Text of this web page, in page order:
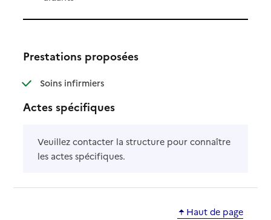
Prestations proposées
Soins infirmiers: disponible
: non disponible
Actes spécifiques
Veuillez contacter la structure pour connaître
les actes spécifiques.
Haut de page